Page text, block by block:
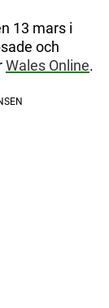
13 mars i
och
Wales Online.